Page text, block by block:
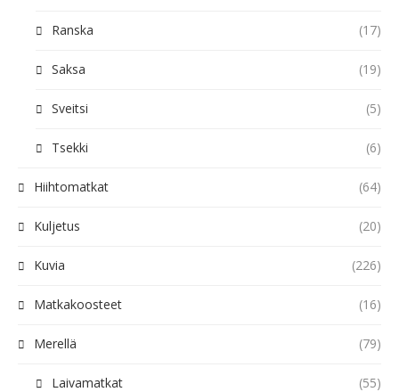
Ranska (17)
Saksa (19)
Sveitsi (5)
Tsekki (6)
Hiihtomatkat (64)
Kuljetus (20)
Kuvia (226)
Matkakoosteet (16)
Merellä (79)
Laivamatkat (55)